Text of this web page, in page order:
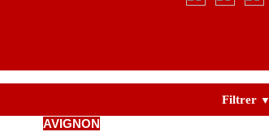
Filtrer ▼
AVIGNON